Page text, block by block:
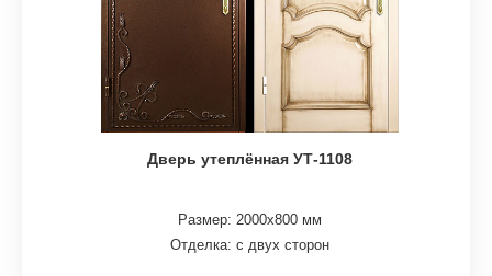
Дверь утеплённая УТ-1108
Размер: 2000х800 мм
Отделка: с двух сторон